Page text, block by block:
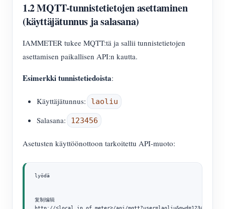
1.2 MQTT-tunnistetietojen asettaminen
(käyttäjätunnus ja salasana)
IAMMETER tukee MQTT:tä ja sallii tunnistetietojen
asettamisen paikallisen API:n kautta.
Esimerkki tunnistetiedoista:
Käyttäjätunnus: laoliu
Salasana: 123456
Asetusten käyttöönottoon tarkoitettu API-muoto:
lyödä
复制编辑